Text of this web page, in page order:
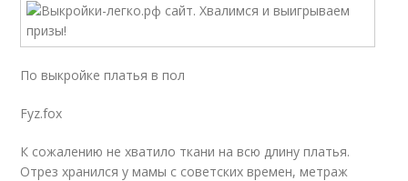
По выкройке платья в пол
Fyz.fox
К сожалению не хватило ткани на всю длину платья.
Отрез хранился у мамы с советских времен, метраж